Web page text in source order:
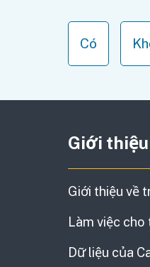
Có
Giới thiệu
Giới thiệu về
Làm việc cho
Dữ liệu của